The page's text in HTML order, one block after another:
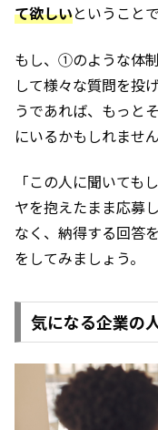
て欲しいということで
もし、①のような体
して様々な質問を投
うであれば、もっと
にいるかもしれません
「この人に聞いても
ヤを抱えたまま応募
なく、納得する回答
をしてみましょう。
気になる企業の